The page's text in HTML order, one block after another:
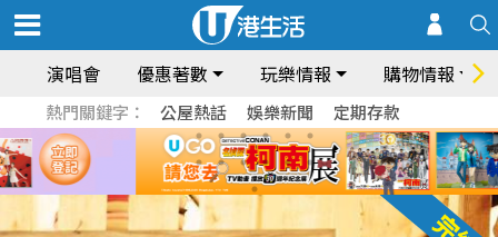
演唱會 優惠著數 玩樂情報 購物情報
熱門關鍵字： 公屋熱話 娛樂新聞 定期存款